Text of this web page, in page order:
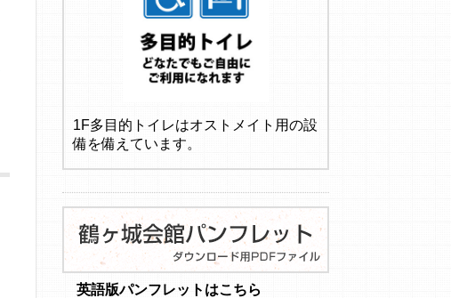
1F多目的トイレはオストメイト用の設
備を備えています。
英語版パンフレットはこちら